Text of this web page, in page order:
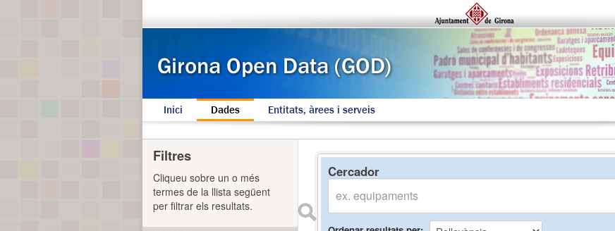
Inici Dades Entitats, àrees i serveis
Cercador
Filtres
Cliqueu sobre un o més
termes de la llista següent
per filtrar els resultats.